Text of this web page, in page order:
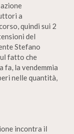
a
quindi sui 2
del
Stefano
fatto che
la vendemmia
nelle quantità,
incontra il